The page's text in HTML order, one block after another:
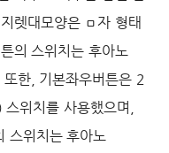
렛대모양은 ㅁ자 형태
의 스위치는 후아노
한, 기본좌우버튼은 2
위치를 사용했으며,
스위치는 후아노